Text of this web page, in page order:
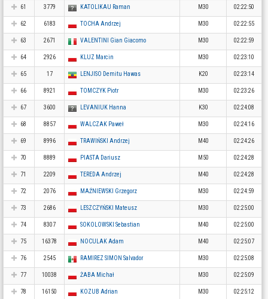
61 3779 KATOLIKAU Raman M30 02:22:50
62 6183 TOCHA Andrzej M30 02:22:55
63 2671 VALENTINI Gian Giacomo M30 02:22:59
64 2926 KLUZ Marcin M30 02:23:10
65 17 LENJISO Demitu Hawas K20 02:23:14
66 8921 TOMCZYK Piotr M30 02:23:26
67 3600 LEVANIUK Hanna K30 02:24:08
68 8857 WALCZAK Paweł M30 02:24:16
69 8996 TRAWIŃSKI Andrzej M40 02:24:26
70 8889 PIASTA Dariusz M50 02:24:28
71 2209 TEREDA Andrzej M40 02:24:28
72 2076 MAŹNIEWSKI Grzegorz M30 02:24:59
73 2686 LESZCZYŃSKI Mateusz M30 02:25:00
74 8307 SOKOLOWSKI Sebastian M40 02:25:00
75 16378 NOCULAK Adam M40 02:25:07
76 2545 RAMIREZ SIMON Salvador M30 02:25:08
77 10038 ŻABA Michał M30 02:25:09
78 16150 KOZUB Adrian M30 02:25:12